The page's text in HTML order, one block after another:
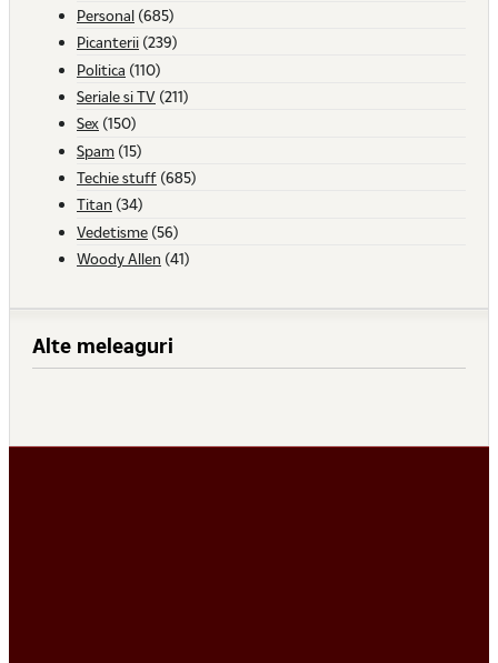
Personal (685)
Picanterii (239)
Politica (110)
Seriale si TV (211)
Sex (150)
Spam (15)
Techie stuff (685)
Titan (34)
Vedetisme (56)
Woody Allen (41)
Alte meleaguri